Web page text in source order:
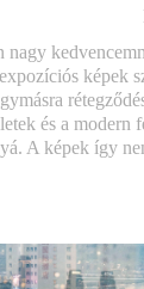
nagy
képek
és a modern
A képek így